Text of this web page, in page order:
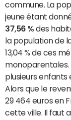
commune. La
jeune étant
37,56 % des
la population de
13,04 % de ces
monoparentales.
plusieurs enfants
Alors que le
29 464 euros en
cette ville. Il faut